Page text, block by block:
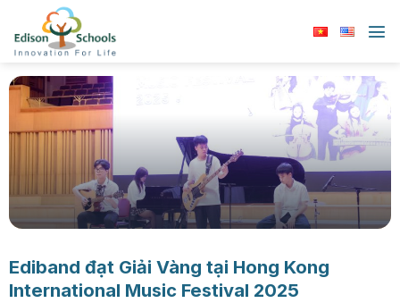
nội
Ediband đạt Giải Vàng tại Hong Kong
International Music Festival 2025